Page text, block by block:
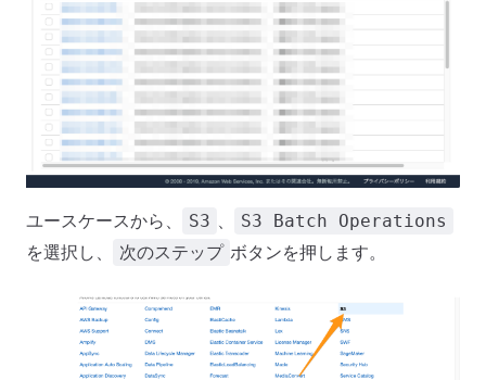
ユースケースから、 S3 S3 Batch Operations
を選択し、 次のステップ ボタンを押します。